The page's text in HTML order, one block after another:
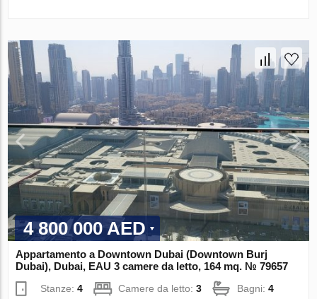
4 800 000 AED
Appartamento a Downtown Dubai (Downtown Burj
Dubai), Dubai, EAU 3 camere da letto, 164 mq. № 79657
Stanze:4 Camere da letto:3 Bagni:4